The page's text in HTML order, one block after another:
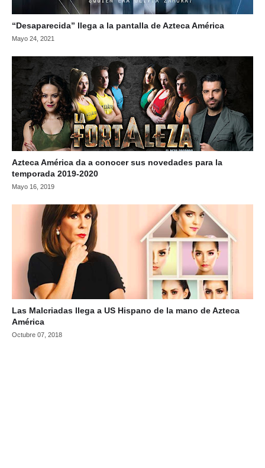
“Desaparecida” llega a la pantalla de Azteca América
Mayo 24, 2021
Azteca América da a conocer sus novedades para la
temporada 2019-2020
Mayo 16, 2019
Las Malcriadas llega a US Hispano de la mano de Azteca
América
Octubre 07, 2018